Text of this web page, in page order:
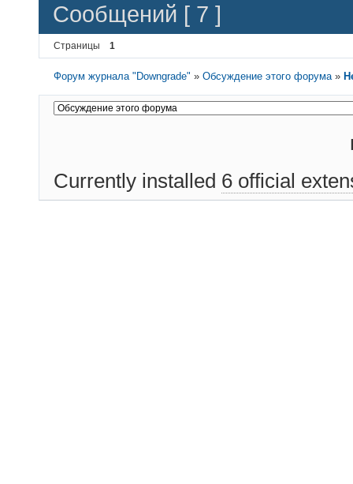
Сообщений [ 7 ]
Страницы 1
Форум журнала "Downgrade" »Обсуждение этого форума »
Currently installed 6 official